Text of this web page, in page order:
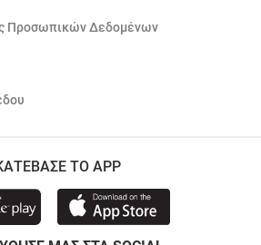
Προσωπικών Δεδομένων
ΤΟ APP